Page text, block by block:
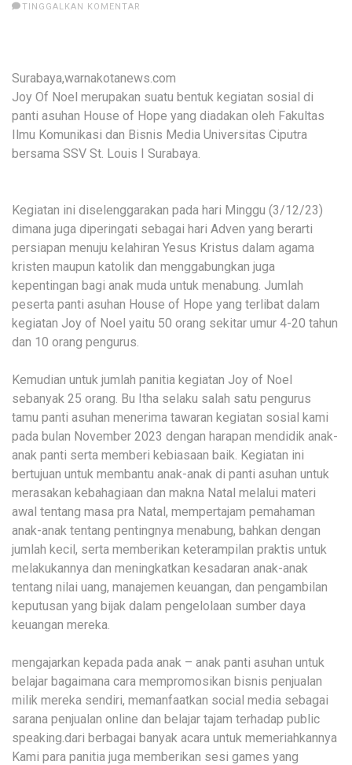
TINGGALKAN KOMENTAR
Surabaya,warnakotanews.com
Joy Of Noel merupakan suatu bentuk kegiatan sosial di
panti asuhan House of Hope yang diadakan oleh Fakultas
Ilmu Komunikasi dan Bisnis Media Universitas Ciputra
bersama SSV St. Louis I Surabaya.
Kegiatan ini diselenggarakan pada hari Minggu (3/12/23)
dimana juga diperingati sebagai hari Adven yang berarti
persiapan menuju kelahiran Yesus Kristus dalam agama
kristen maupun katolik dan menggabungkan juga
kepentingan bagi anak muda untuk menabung. Jumlah
peserta panti asuhan House of Hope yang terlibat dalam
kegiatan Joy of Noel yaitu 50 orang sekitar umur 4-20 tahun
dan 10 orang pengurus.
Kemudian untuk jumlah panitia kegiatan Joy of Noel
sebanyak 25 orang. Bu Itha selaku salah satu pengurus
tamu panti asuhan menerima tawaran kegiatan sosial kami
pada bulan November 2023 dengan harapan mendidik anak-
anak panti serta memberi kebiasaan baik. Kegiatan ini
bertujuan untuk membantu anak-anak di panti asuhan untuk
merasakan kebahagiaan dan makna Natal melalui materi
awal tentang masa pra Natal, mempertajam pemahaman
anak-anak tentang pentingnya menabung, bahkan dengan
jumlah kecil, serta memberikan keterampilan praktis untuk
melakukannya dan meningkatkan kesadaran anak-anak
tentang nilai uang, manajemen keuangan, dan pengambilan
keputusan yang bijak dalam pengelolaan sumber daya
keuangan mereka.
mengajarkan kepada pada anak – anak panti asuhan untuk
belajar bagaimana cara mempromosikan bisnis penjualan
milik mereka sendiri, memanfaatkan social media sebagai
sarana penjualan online dan belajar tajam terhadap public
speaking.dari berbagai banyak acara untuk memeriahkannya
Kami para panitia juga memberikan sesi games yang